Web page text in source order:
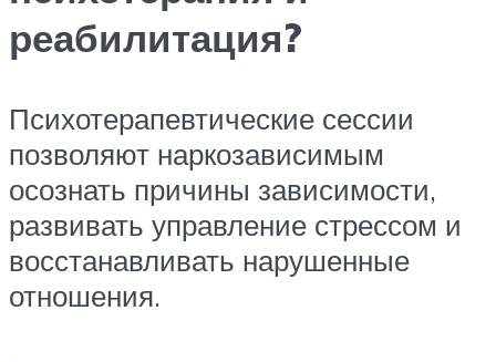
реабилитация?
Психотерапевтические сессии
позволяют наркозависимым
осознать причины зависимости,
развивать управление стрессом и
восстанавливать нарушенные
отношения.